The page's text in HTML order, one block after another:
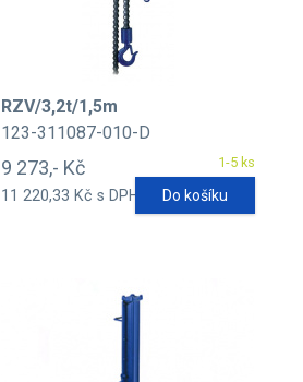
RZV/3,2t/1,5m
123-311087-010-D
1-5 ks
9 273,- Kč
11 220,33 Kč s DPH Do košíku